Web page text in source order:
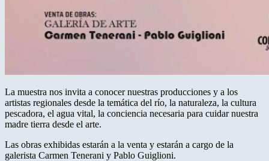
La muestra nos invita a conocer nuestras producciones y a los
artistas regionales desde la temática del río, la naturaleza, la cultura
pescadora, el agua vital, la conciencia necesaria para cuidar nuestra
madre tierra desde el arte.
Las obras exhibidas estarán a la venta y estarán a cargo de la
galerista Carmen Tenerani y Pablo Guiglioni.